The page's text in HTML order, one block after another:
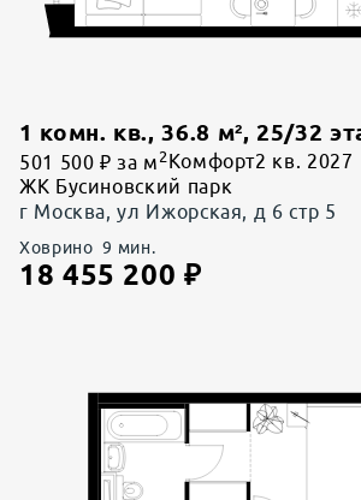
1 комн. кв., 36.8 м²,25/32
501 500 ₽ за м 2 Комфорт2 кв. 2027
ЖК Бусиновский парк
г Москва, ул Ижорская, д 6 стр 5
Ховрино 9 мин.
18 455 200 ₽